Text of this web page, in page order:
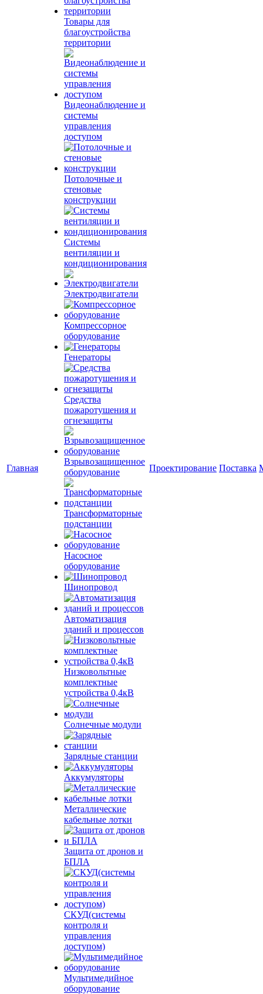
Главная
Товары для
благоустройства
территории
Видеонаблюдение и
системы
управления
доступом
Потолочные и
стеновые
конструкции
Системы
вентиляции и
кондиционирования
Электродвигатели
Компрессорное
оборудование
Генераторы
Средства
пожаротушения и
огнезащиты
Взрывозащищенное
оборудование
Трансформаторные
подстанции
Насосное
оборудование
Шинопровод
Автоматизация
зданий и процессов
Низковольтные
комплектные
устройства 0,4кВ
Солнечные модули
Зарядные станции
Аккумуляторы
Металлические
кабельные лотки
Защита от дронов и
БПЛА
СКУД(системы
контроля и
управления
доступом)
Мультимедийное
оборудование
Проектирование Поставка